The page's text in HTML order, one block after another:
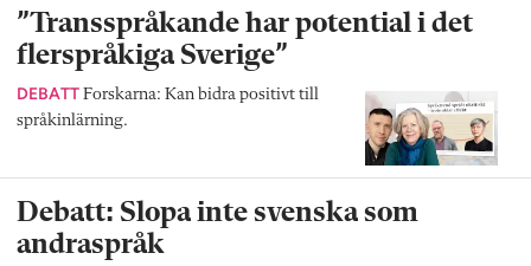
”Transspråkande har potential i det
flerspråkiga Sverige”
DEBATT Forskarna: Kan bidra positivt till
språkinlärning.
Debatt: Slopa inte svenska som
andraspråk